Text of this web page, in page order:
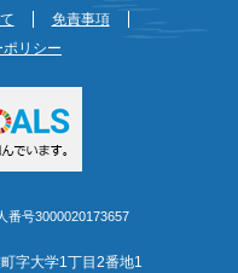
免責事項
リシー
番号3000020173657
字大学1丁目2番地1